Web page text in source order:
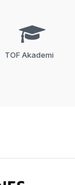
TOF Akademi